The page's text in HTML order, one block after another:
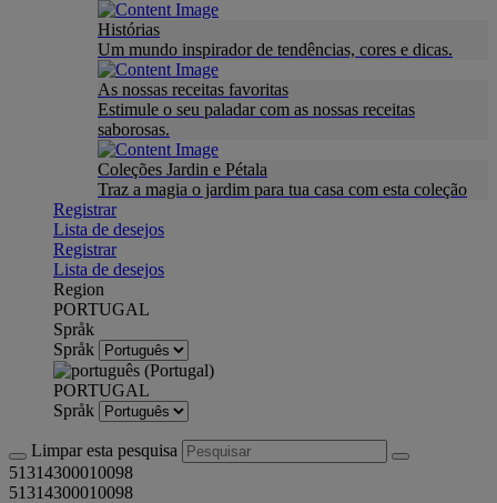
Histórias
Um mundo inspirador de tendências, cores e dicas.
As nossas receitas favoritas
Estimule o seu paladar com as nossas receitas
saborosas.
Coleções Jardin e Pétala
Traz a magia o jardim para tua casa com esta coleção
Registrar
Lista de desejos
Registrar
Lista de desejos
Region
PORTUGAL
Språk
Språk
PORTUGAL
Språk
Limpar esta pesquisa
51314300010098
51314300010098